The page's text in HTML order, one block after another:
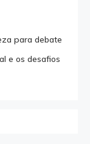
para debate
e os desafios